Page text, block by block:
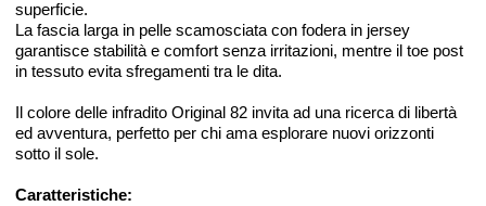
superficie.
La fascia larga in pelle scamosciata con fodera in jersey
garantisce stabilità e comfort senza irritazioni, mentre il toe post
in tessuto evita sfregamenti tra le dita.
Il colore delle infradito Original 82 invita ad una ricerca di libertà
ed avventura, perfetto per chi ama esplorare nuovi orizzonti
sotto il sole.
Caratteristiche: